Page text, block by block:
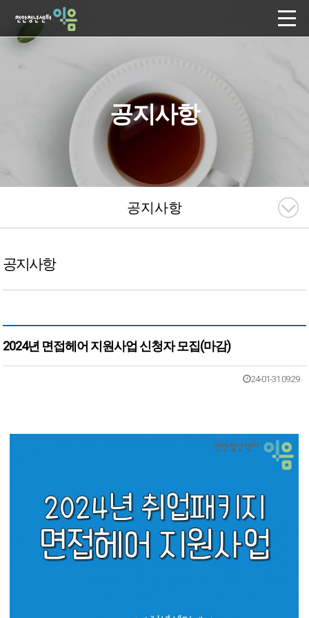
공지사항
공지사항
공지사항
2024년 면접헤어 지원사업 신청자 모집(마감)
24-01-31 09:29